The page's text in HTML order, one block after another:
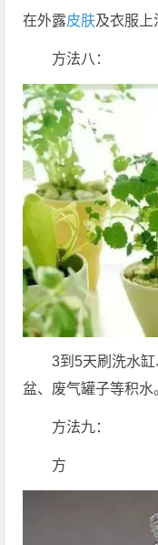
在外露皮肤及衣服上
方法八：
3到5天刷洗水
盆、废气罐子等积水
方法九：
方